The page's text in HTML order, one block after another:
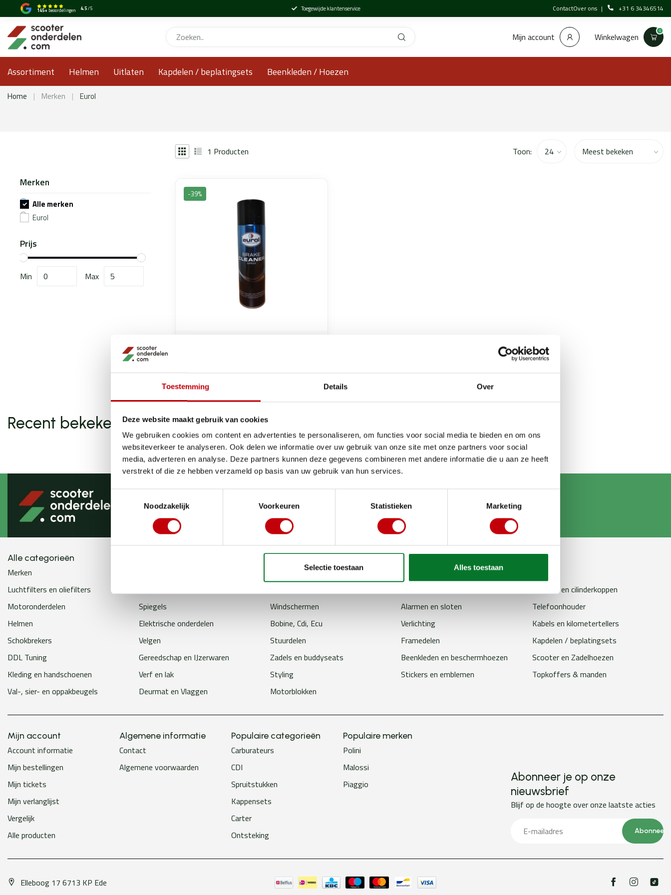
Toestemming Details Over
Deze website maakt gebruik van cookies
We gebruiken cookies om content en advertenties te personaliseren, om functies voor social media te bieden en om ons
websiteverkeer te analyseren. Ook delen we informatie over uw gebruik van onze site met onze partners voor social
media, adverteren en analyse. Deze partners kunnen deze gegevens combineren met andere informatie die u aan ze heeft
verstrekt of die ze hebben verzameld op basis van uw gebruik van hun services.
Noodzakelijk
Voorkeuren Statistieken Marketing
Selectie toestaan Alles toestaan
145+ beoordelingen 4.5/5 Toegewijde klantenservice ContactOver ons +31 6 34346514
Mijn account Winkelwagen 0
Assortiment Helmen Uitlaten Kapdelen / beplatingsets Beenkleden / Hoezen
Home | Merken | Eurol
Merken
Alle merken
Eurol
Prijs
Min Max
1 Producten Toon:
-39%
€4,75 €2,90 Op voorraad
Recent bekeken
Brengt jouw scooter in topconditie
Alle categorieën
Merken Smeer en onderhoudsproducten
Luchtfilters en oliefilters
Cilinders en cilinderkoppen
Motoronderdelen
Spiegels Windschermen Alarmen en sloten
Telefoonhouder
Helmen
Elektrische onderdelen Bobine, Cdi, Ecu Verlichting
Kabels en kilometertellers
Schokbrekers
Velgen Stuurdelen Framedelen
Kapdelen / beplatingsets
DDL Tuning
Gereedschap en IJzerwaren Zadels en buddyseats Beenkleden en beschermhoezen
Scooter en Zadelhoezen
Kleding en handschoenen
Verf en lak Styling Stickers en emblemen
Topkoffers & manden
Val-, sier- en oppakbeugels
Deurmat en Vlaggen Motorblokken
Mijn account
Account informatie
Mijn bestellingen
Mijn tickets
Mijn verlanglijst
Vergelijk
Alle producten
Algemene informatie
Contact
Algemene voorwaarden
Populaire categorieën
Carburateurs
CDI
Spruitstukken
Kappensets
Carter
Ontsteking
Populaire merken
Polini
Malossi
Piaggio
Abonneer je op onze
nieuwsbrief
Blijf op de hoogte over onze laatste acties
Abonneer
Elleboog 17 6713 KP Ede